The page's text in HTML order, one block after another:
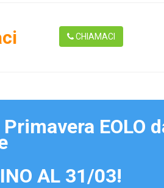
CHIAMACI
EOLO
AL 31/03!